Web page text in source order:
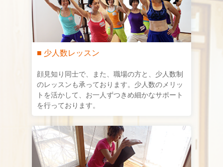
■ 少人数レッスン
顔見知り同士で、また、職場の方と、少人数制
のレッスンも承っております。少人数のメリッ
トを活かして、お一人ずつきめ細かなサポート
を行っております。